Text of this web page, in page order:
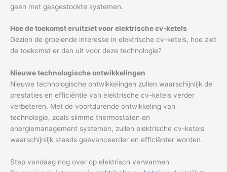
gaan met gasgestookte systemen.
Hoe de toekomst eruitziet voor elektrische cv-ketels
Gezien de groeiende interesse in elektrische cv-ketels, hoe ziet
de toekomst er dan uit voor deze technologie?
Nieuwe technologische ontwikkelingen
Nieuwe technologische ontwikkelingen zullen waarschijnlijk de
prestaties en efficiëntie van elektrische cv-ketels verder
verbeteren. Met de voortdurende ontwikkeling van
technologie, zoals slimme thermostaten en
energiemanagement systemen, zullen elektrische cv-ketels
waarschijnlijk steeds geavanceerder en efficiënter worden.
Stap vandaag nog over op elektrisch verwarmen